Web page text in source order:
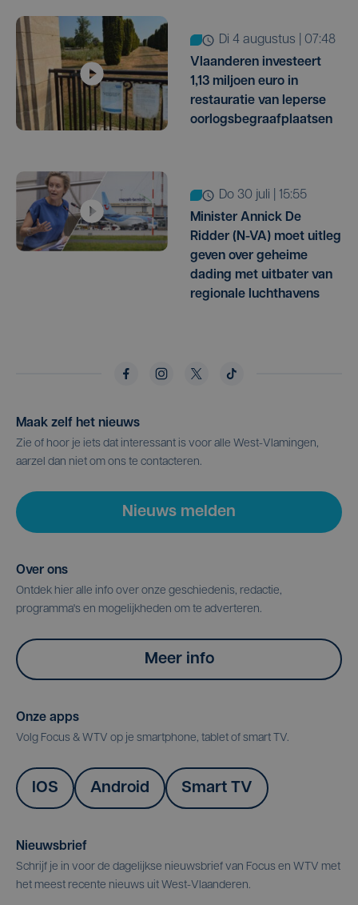
di 4 augustus | 07:48
Vlaanderen investeert
1,13 miljoen euro in
restauratie van Ieperse
oorlogsbegraafplaatsen
do 30 juli | 15:55
Minister Annick De
Ridder (N-VA) moet uitleg
geven over geheime
dading met uitbater van
regionale luchthavens
Maak zelf het nieuws
Zie of hoor je iets dat interessant is voor alle West-Vlamingen,
aarzel dan niet om ons te contacteren.
Nieuws melden
Over ons
Ontdek hier alle info over onze geschiedenis, redactie,
programma's en mogelijkheden om te adverteren.
Meer info
Onze apps
Volg Focus & WTV op je smartphone, tablet of smart TV.
IOS Android Smart TV
Nieuwsbrief
Schrijf je in voor de dagelijkse nieuwsbrief van Focus en WTV met
het meest recente nieuws uit West-Vlaanderen.